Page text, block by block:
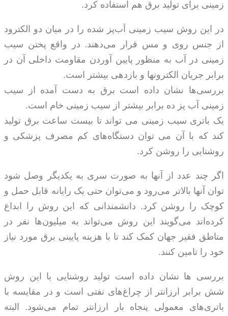
زمینی برای تولید برق هم استفاده کرد.
در این روش سیب زمینی آب‌پز شده را در میان دو الکترود
از جنس روی و مس قرار می‌دهند. در واقع پختن سیب
زمینی در آب به منظور پایین آوردن مقاومت داخلی آن در
برابر جریان الکترونها و بازدهی بیشتر است.
بررسی‌ها نشان داده است برق به دست آمده از سیب
زمینی آب پز ده برابر بیشتر از سیب زمینی خام است.
یک باتری سیب زمینی می تواند تا بیست ساعت برق تولید
کند که با آن می توان دستگاه‌های کم مصرف پزشکی و
روشنایی را روشن کرد.
اگر چند عدد از آنها به صورت سری به یکدیگر وصل شود
توان آنها بالاتر می‌رود و می‌توان حتی یک رایانه قابل حمل و
کوچک را روشن کرد. دانشمندانی که این روش را ابداع
کرده‌اند می‌گویند این روش می‌تواند به میلیون‌ها نفر در
مناطق فقیر جهان کمک کند تا با هزینه پایینی برق مورد نیاز
خود را تامین کنند.
بررسی ها نشان داده است تولید روشنایی با این روش
شش برابر ارزانتر از چراغ‌های نفتی است و در مقایسه با
باتری‌های معمولی پنجاه بار ارزانتر تمام می‌شود. البته